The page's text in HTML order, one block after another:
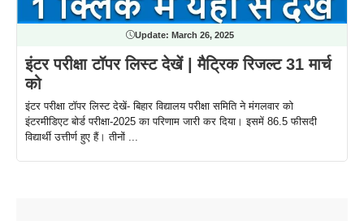
Update: March 26, 2025
इंटर परीक्षा टॉपर लिस्ट देखें | मैट्रिक रिजल्ट 31 मार्च
को
इंटर परीक्षा टॉपर लिस्ट देखें- बिहार विद्यालय परीक्षा समिति ने मंगलवार को
इंटरमीडिएट बोर्ड परीक्षा-2025 का परिणाम जारी कर दिया। इसमें 86.5 फीसदी
विद्यार्थी उत्तीर्ण हुए हैं। तीनों ...